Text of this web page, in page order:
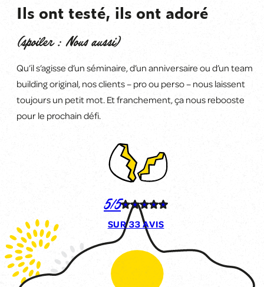
Ils ont testé, ils ont adoré
(spoiler : Nous aussi)
Qu’il s’agisse d’un séminaire, d’un anniversaire ou d’un team
building original, nos clients– pro ou perso– nous laissent
toujours un petit mot. Et franchement, ça nous rebooste
pour le prochain défi.
5/5
SUR33 AVIS